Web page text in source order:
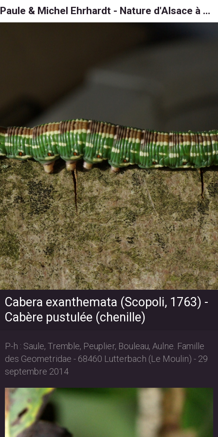
Paule & Michel Ehrhardt - Nature d'Alsace à 6, 8 et 1000 pattes
Cabera exanthemata (Scopoli, 1763) -
Cabère pustulée (chenille)
P-h : Saule, Tremble, Peuplier, Bouleau, Aulne. Famille
des Geometridae - 68460 Lutterbach (Le Moulin) - 29
septembre 2014